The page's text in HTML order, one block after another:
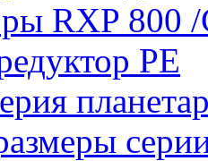
RXP 800
PE